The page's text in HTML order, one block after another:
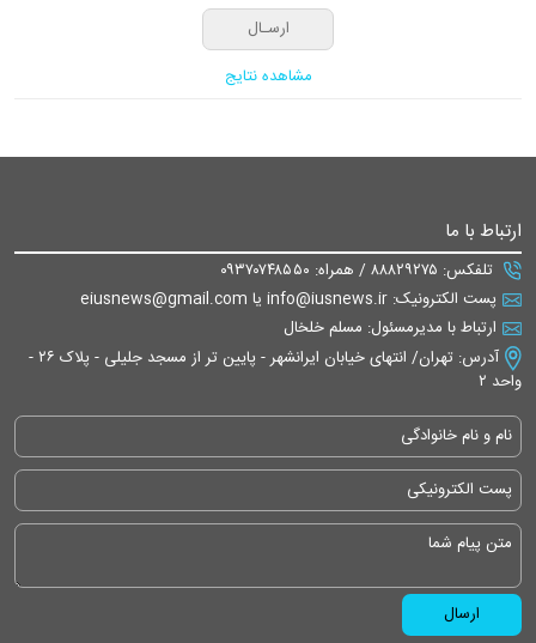
مشاهده نتایج
ارتباط با ما
تلفکس: ۸۸۸۲۹۲۷۵ / همراه: ۰۹۳۷۰۷۴۸۵۵۰
پست الکترونیک: info@iusnews.ir یا eiusnews@gmail.com
ارتباط با مدیرمسئول: مسلم خلخال
آدرس: تهران/ انتهای خیابان ایرانشهر - پایین تر از مسجد جلیلی - پلاک ۲۶ -
واحد ۲